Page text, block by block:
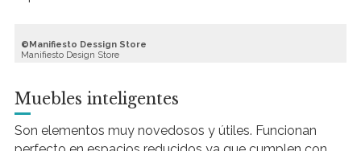
Manifiesto Dessign Store
Manifiesto Design Store
Muebles inteligentes
Son elementos muy novedosos y útiles. Funcionan